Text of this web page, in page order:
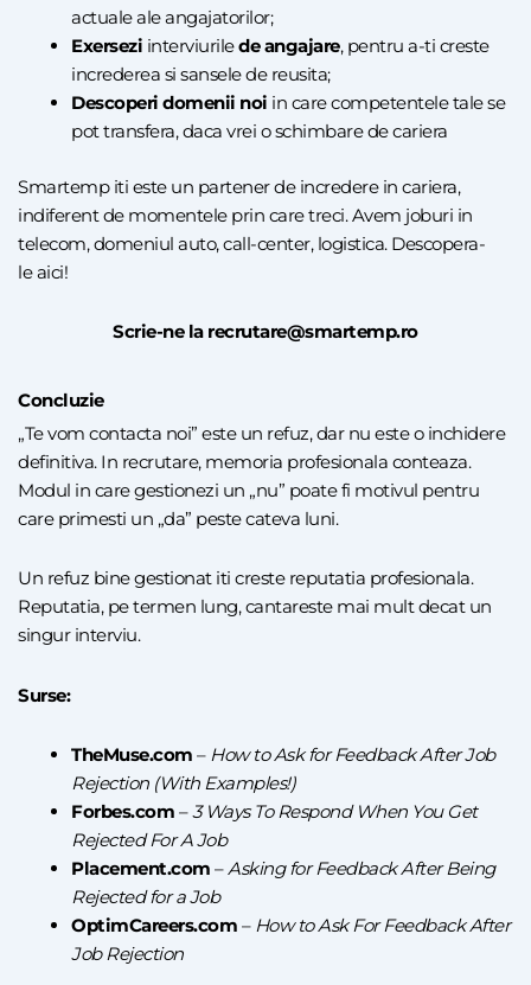
actuale ale angajatorilor;
Exersezi interviurilede angajare, pentru a-ti creste
increderea si sansele de reusita;
Descoperi domenii noi in care competentele tale se
pot transfera, daca vrei o schimbare de cariera
Smartemp iti este un partener de incredere in cariera,
indiferent de momentele prin care treci. Avem joburi in
telecom, domeniul auto, call-center, logistica. Descopera-
leaici!
Scrie-ne la recrutare@smartemp.ro
Concluzie
„Te vom contacta noi” este un refuz, dar nu este o inchidere
definitiva. In recrutare, memoria profesionala conteaza.
Modul in care gestionezi un „nu” poate fi motivul pentru
care primesti un „da” peste cateva luni.
Un refuz bine gestionat iti creste reputatia profesionala.
Reputatia, pe termen lung, cantareste mai mult decat un
singur interviu.
Surse:
TheMuse.com – How to Ask for Feedback After Job
Rejection (With Examples!)
Forbes.com –3 Ways To Respond When You Get
Rejected For A Job
Placement.com – Asking for Feedback After Being
Rejected for a Job
OptimCareers.com – How to Ask For Feedback After
Job Rejection